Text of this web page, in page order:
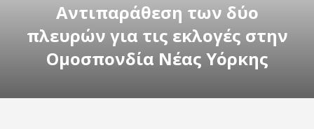
Αντιπαράθεση των δύο
πλευρών για τις εκλογές στην
Ομοσπονδία Νέας Υόρκης